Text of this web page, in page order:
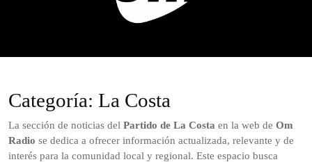
Categoría: La Costa
La sección de noticias del Partido de La Costa en la web de Om
Radio se dedica a ofrecer información actualizada, relevante y de
interés para la comunidad local y regional. Este espacio busca